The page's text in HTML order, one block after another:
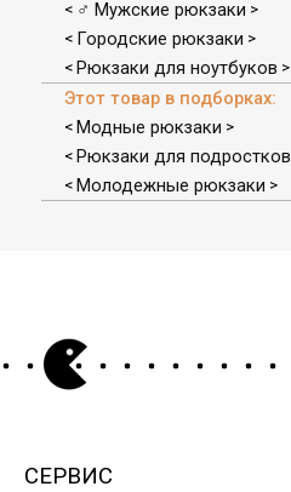
< ♂ Мужские рюкзаки >
< Городские рюкзаки >
< Рюкзаки для ноутбуков >
Этот товар в подборках:
< Модные рюкзаки >
< Рюкзаки для подростков
< Молодежные рюкзаки >
СЕРВИС